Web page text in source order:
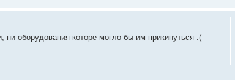
ни оборудования которе могло бы им прикинуться :(